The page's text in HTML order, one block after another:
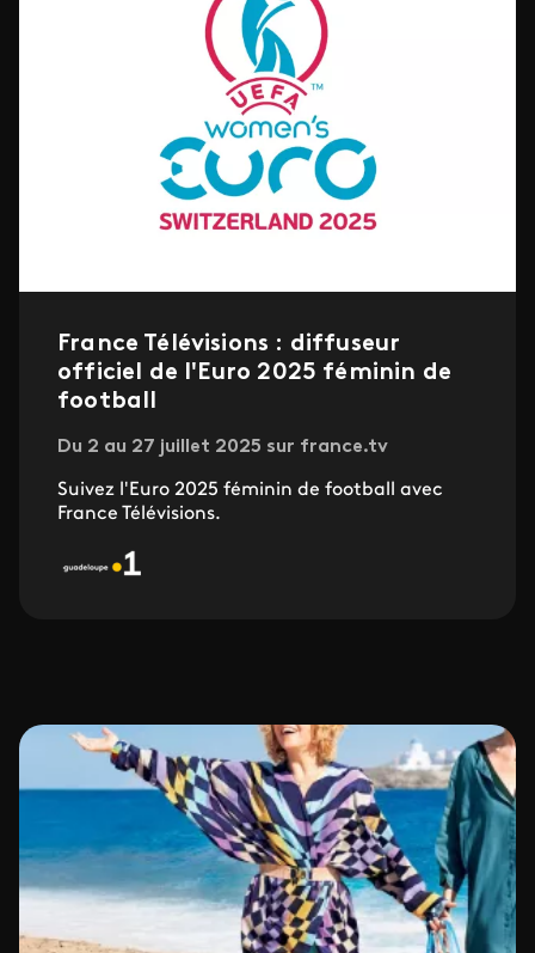
France Télévisions : diffuseur
officiel de l'Euro 2025 féminin de
football
Du 2 au 27 juillet 2025 sur france.tv
Suivez l'Euro 2025 féminin de football avec
France Télévisions.